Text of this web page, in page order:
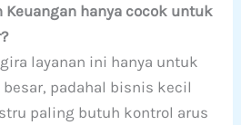
Keuangan hanya cocok untuk
layanan ini hanya untuk
padahal bisnis kecil
paling butuh kontrol arus